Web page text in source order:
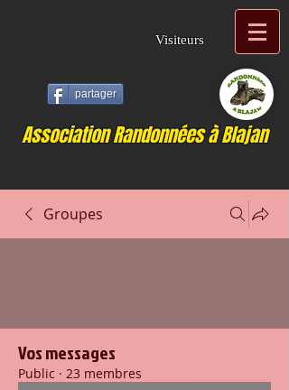
Visiteurs
partager
Association Randonnées à Blajan
Groupes
Vos messages
Public · 23 membres